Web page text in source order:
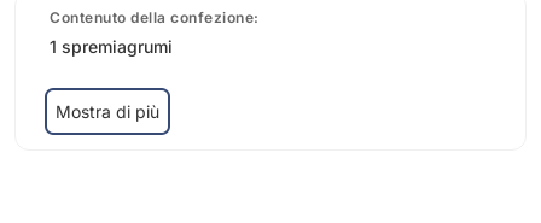
Contenuto della confezione:
1 spremiagrumi
Mostra di più